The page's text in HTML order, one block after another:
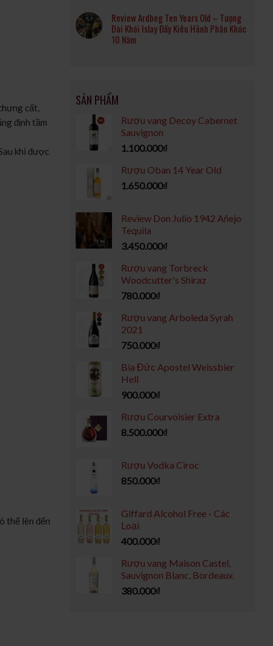
cất,
định tầm
khi được
thể lên đến
Review Ardbeg Ten Years Old – Tượng
Đài Khói Islay Đầy Kiêu Hãnh Phân Khúc
10 Năm
SẢN PHẨM
Rượu vang Decoy Cabernet
Sauvignon
1.100.000₫
Rượu Oban 14 Year Old
1.650.000₫
Review Don Julio 1942 Añejo
Tequila
3.450.000₫
Rượu vang Torbreck
Woodcutter's Shiraz
780.000₫
Rượu vang Arboleda Syrah
2021
750.000₫
Bia Đức Apostel Weissbier
Hell
900.000₫
Rượu Courvoisier Extra
8.500.000₫
Rượu Vodka Ciroc
850.000₫
Giffard Alcohol Free - Các
Loại
400.000₫
Rượu vang Maison Castel,
Sauvignon Blanc, Bordeaux
380.000₫